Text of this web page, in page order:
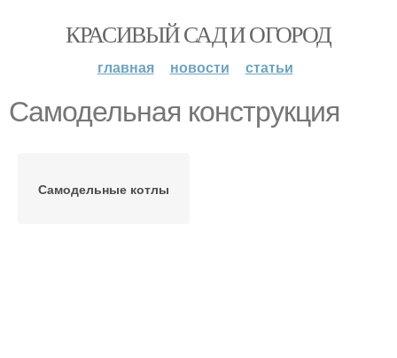
КРАСИВЫЙ САД И ОГОРОД
главная новости статьи
Самодельная конструкция
Самодельные котлы